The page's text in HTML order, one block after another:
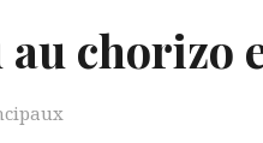
au chorizo